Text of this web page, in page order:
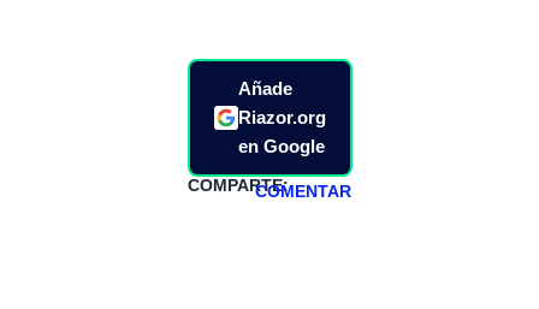
Añade
Riazor.org
en Google
COMPARTE:COMENTAR